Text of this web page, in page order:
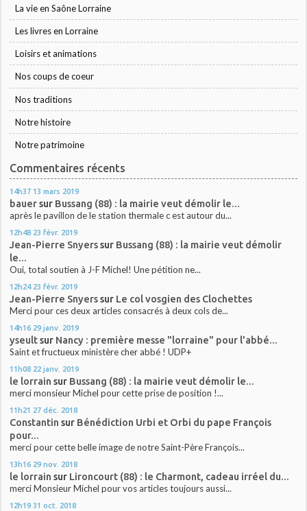
La vie en Saône Lorraine
Les livres en Lorraine
Loisirs et animations
Nos coups de coeur
Nos traditions
Notre histoire
Notre patrimoine
Commentaires récents
14h37 13 mars 2019
bauersur Bussang (88) : la mairie veut démolir le...
après le pavillon de le station thermale c est autour du...
12h48 23 févr. 2019
Jean-Pierre Snyerssur Bussang (88) : la mairie veut démolir
le...
Oui, total soutien à J-F Michel! Une pétition ne...
12h24 23 févr. 2019
Jean-Pierre Snyerssur Le col vosgien des Clochettes
Merci pour ces deux articles consacrés à deux cols de...
14h16 29 janv. 2019
yseultsur Nancy : première messe "lorraine" pour l'abbé...
Saint et fructueux ministère cher abbé ! UDP+
11h08 22 janv. 2019
le lorrain sur Bussang (88) : la mairie veut démolir le...
merci monsieur Michel pour cette prise de position !...
11h21 27 déc. 2018
Constantin sur Bénédiction Urbi et Orbi du pape François
pour...
merci pour cette belle image de notre Saint-Père François...
13h16 29 nov. 2018
le lorrain sur Lironcourt (88) : le Charmont, cadeau irréel du...
merci Monsieur Michel pour vos articles toujours aussi...
12h19 31 oct. 2018